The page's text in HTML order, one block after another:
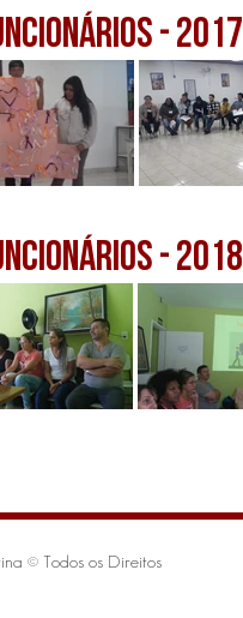
- 2017
- 2018
© Todos os Direitos